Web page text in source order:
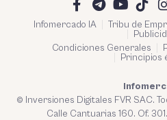
Infomercado IA Tribu de
Condiciones Generales
Principios
© Inversiones Digitales FVR SAC.
Calle Cantuarias 160. Of.